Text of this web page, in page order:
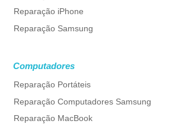
Reparação iPhone
Reparação Samsung
Computadores
Reparação Portáteis
Reparação Computadores Samsung
Reparação MacBook